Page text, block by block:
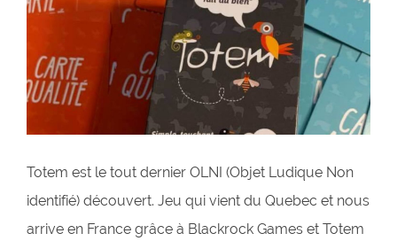
Totem est le tout dernier OLNI (Objet Ludique Non
identifié) découvert. Jeu qui vient du Quebec et nous
arrive en France grâce à Blackrock Games et Totem